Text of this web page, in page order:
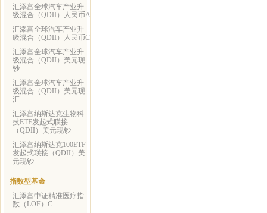
汇添富全球汽车产业升
级混合（QDII）人民币A
汇添富全球汽车产业升
级混合（QDII）人民币C
汇添富全球汽车产业升
级混合（QDII）美元现
钞
汇添富全球汽车产业升
级混合（QDII）美元现
汇
汇添富纳斯达克生物科
技ETF发起式联接
（QDII）美元现钞
汇添富纳斯达克100ETF
发起式联接（QDII）美
元现钞
指数型基金
汇添富中证精准医疗指
数（LOF）C